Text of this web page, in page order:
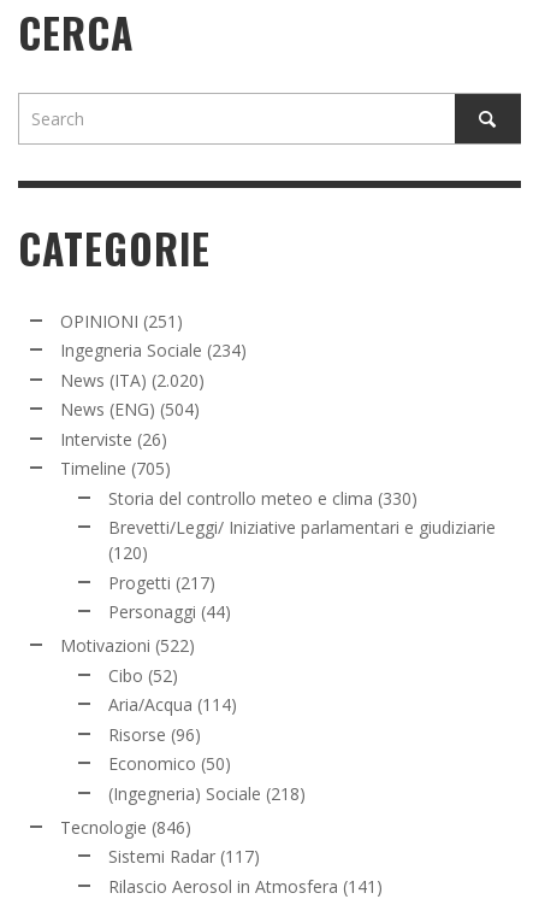
CERCA
CATEGORIE
OPINIONI (251)
Ingegneria Sociale (234)
News (ITA) (2.020)
News (ENG) (504)
Interviste (26)
Timeline (705)
Storia del controllo meteo e clima (330)
Brevetti/Leggi/ Iniziative parlamentari e giudiziarie
(120)
Progetti (217)
Personaggi (44)
Motivazioni (522)
Cibo (52)
Aria/Acqua (114)
Risorse (96)
Economico (50)
(Ingegneria) Sociale (218)
Tecnologie (846)
Sistemi Radar (117)
Rilascio Aerosol in Atmosfera (141)